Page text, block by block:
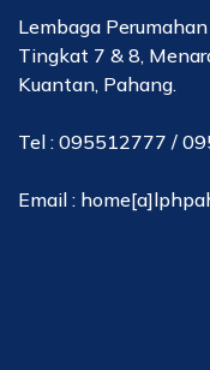
Lembaga
Tingkat 7 & 8,
Kuantan, Pahang.
Tel : 095512777 /
Email :